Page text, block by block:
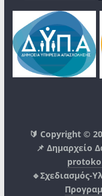
🔰 Copyright ©
📌 Δημαρχείο
🔹Σχεδιασμός-